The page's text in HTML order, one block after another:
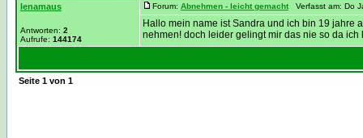
lenamaus
Antworten: 2
Aufrufe: 144174
Forum: Abnehmen - leicht gemacht Verfasst am: Do
Hallo mein name ist Sandra und ich bin 19 jahre
nehmen! doch leider gelingt mir das nie so da ich
Seite 1 von 1